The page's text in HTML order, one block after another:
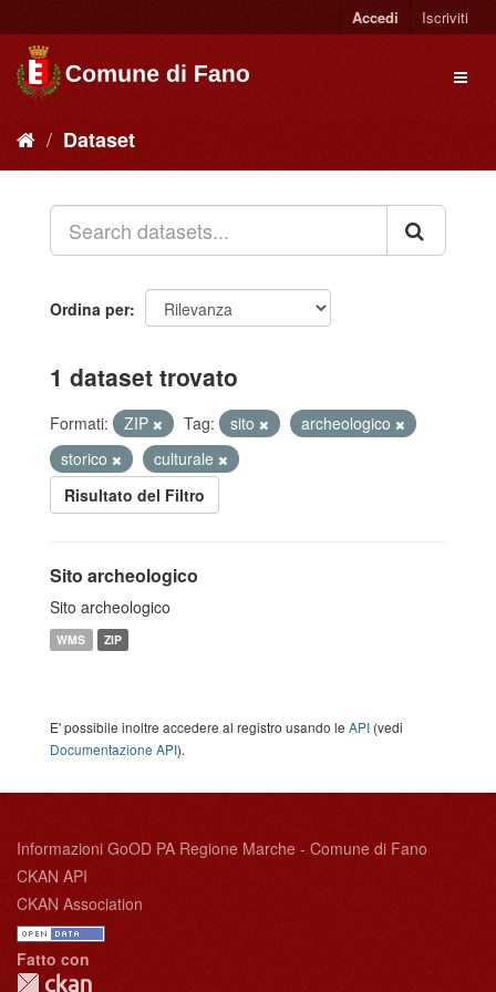
Accedi Iscriviti
Dataset
Ordina per
1 dataset trovato
Formati: ZIP Tag: sito
archeologico
storico
culturale
Risultato del Filtro
Sito archeologico
Sito archeologico
WMS ZIP
E' possibile inoltre accedere al registro usando le API (vedi
Documentazione API).
Informazioni GoOD PA Regione Marche - Comune di Fano
CKAN API
CKAN Association
Fatto con